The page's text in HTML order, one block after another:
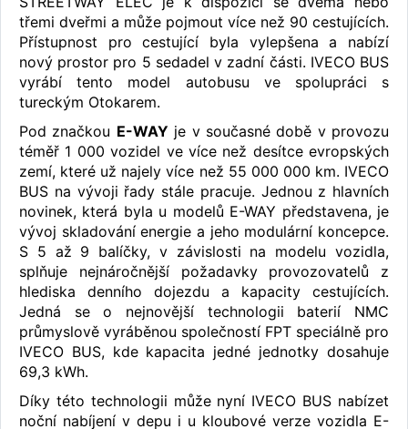
třemi dveřmi a může pojmout více než 90 cestujících.
Přístupnost pro cestující byla vylepšena a nabízí
nový prostor pro 5 sedadel v zadní části. IVECO BUS
vyrábí tento model autobusu ve spolupráci s
tureckým Otokarem.
Pod značkou E-WAY je v současné době v provozu
téměř 1 000 vozidel ve více než desítce evropských
zemí, které už najely více než 55 000 000 km. IVECO
BUS na vývoji řady stále pracuje. Jednou z hlavních
novinek, která byla u modelů E-WAY představena, je
vývoj skladování energie a jeho modulární koncepce.
S 5 až 9 balíčky, v závislosti na modelu vozidla,
splňuje nejnáročnější požadavky provozovatelů z
hlediska denního dojezdu a kapacity cestujících.
Jedná se o nejnovější technologii baterií NMC
průmyslově vyráběnou společností FPT speciálně pro
IVECO BUS, kde kapacita jedné jednotky dosahuje
69,3 kWh.
Díky této technologii může nyní IVECO BUS nabízet
noční nabíjení v depu i u kloubové verze vozidla E-